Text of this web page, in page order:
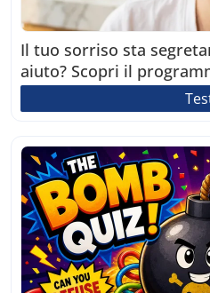
Il tuo sorriso sta
aiuto? Scopri il
perfetto per te!